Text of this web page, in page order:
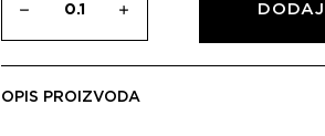
OPIS PROIZVODA